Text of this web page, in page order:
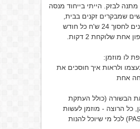
לבזק. הייתי בייחוד מנסה
שמבקרים זקנים בבית,
שיעזרו לזקנים לחסוך 24 ש'ח כל חודש
אחת שלוקחת 2 דקות.
לו מוזמן:
ולראות איך חוסכים את
אחת
הבשורה (כולל העתקת
כל הרוצה - מוזמן לעשות
CUT ו-PASTE) לכל מי שיוכל להנות